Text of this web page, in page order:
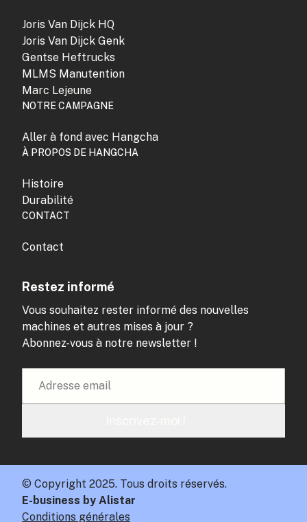
Joris Van Dijck HQ
Joris Van Dijck Genk
Gentse Heftrucks
MLMS Manutention
Marc Lejeune
NOTRE CAMPAGNE
Aller à fond avec Hangcha
À PROPOS DE HANGCHA
Histoire
Durabilité
CONTACT
Contact
Restez informé
Vous souhaitez rester informé des nouvelles
machines et autres mises à jour ?
Abonnez-vous à notre newsletter !
© Copyright 2025. Tous droits réservés.
E-business by Alistar
Conditions générales